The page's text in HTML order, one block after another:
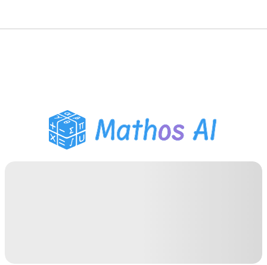
Помічник з домашнім
завданням PDF